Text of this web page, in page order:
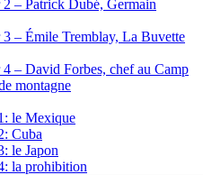
– Patrick Dubé, Germain
3 – Émile Tremblay, La Buvette
– David Forbes, chef au Camp
montagne
le Mexique
Cuba
le Japon
la prohibition